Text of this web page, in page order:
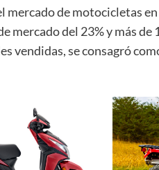
mercado de motocicletas
mercado del 23% y más
vendidas, se consagró